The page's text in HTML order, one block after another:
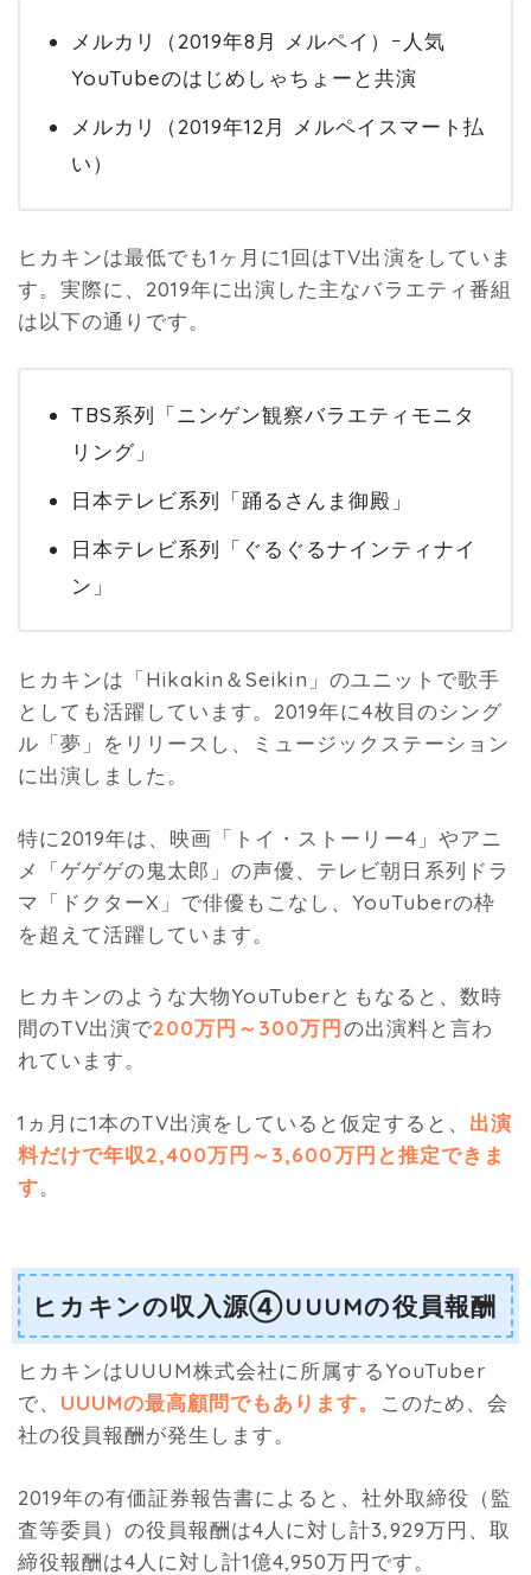
メルカリ（2019年8月 メルペイ）ｰ人気
YouTubeのはじめしゃちょーと共演
メルカリ（2019年12月 メルペイスマート払
い）
ヒカキンは最低でも1ヶ月に1回はTV出演をしていま
す。実際に、2019年に出演した主なバラエティ番組
は以下の通りです。
TBS系列「ニンゲン観察バラエティモニタ
リング」
日本テレビ系列「踊るさんま御殿」
日本テレビ系列「ぐるぐるナインティナイ
ン」
ヒカキンは「Hikakin＆Seikin」のユニットで歌手
としても活躍しています。2019年に4枚目のシング
ル「夢」をリリースし、ミュージックステーション
に出演しました。
特に2019年は、映画「トイ・ストーリー4」やアニ
メ「ゲゲゲの鬼太郎」の声優、テレビ朝日系列ドラ
マ「ドクターX」で俳優もこなし、YouTuberの枠
を超えて活躍しています。
ヒカキンのような大物YouTuberともなると、数時
間のTV出演で200万円～300万円の出演料と言わ
れています。
1ヵ月に1本のTV出演をしていると仮定すると、 出演
料だけで年収2,400万円～3,600万円と推定できま
す。
ヒカキンの収入源④UUUMの役員報酬
ヒカキンはUUUM株式会社に所属するYouTuber
で、 UUUMの最高顧問でもあります。
このため、会
社の役員報酬が発生します。
2019年の有価証券報告書によると、社外取締役（監
査等委員）の役員報酬は4人に対し計3,929万円、取
締役報酬は4人に対し計1億4,950万円です。